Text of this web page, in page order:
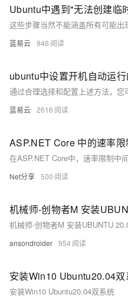
蓝易云 946
ubuntu中设置开机自动运
蓝易云 2616
ASP.NET Core 中的速率
Net分享 500
ansondroider 954
安装Win10 Ubuntu20.04双
安装Win10 Ubuntu20.04双系统